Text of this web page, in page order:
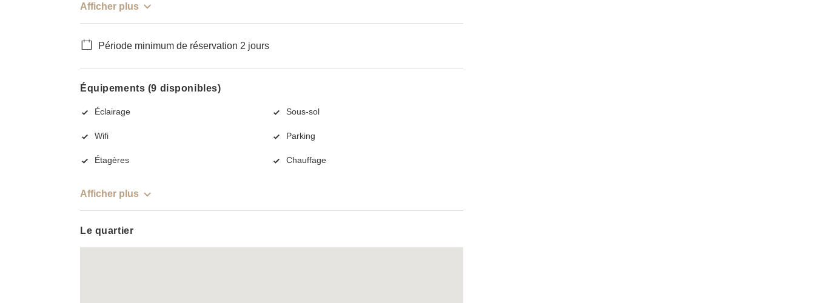
Afficher plus
Période minimum de réservation 2 jours
Équipements (9 disponibles)
Éclairage Sous-sol
Wifi Parking
Étagères Chauffage
Afficher plus
Le quartier